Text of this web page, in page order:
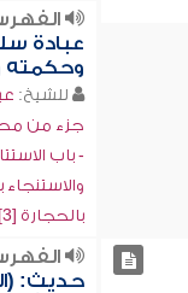
عبادة
وحكمته
للشيخ:
جزء من
- باب
والاستنجاء
بالحجارة [3])
حديث: